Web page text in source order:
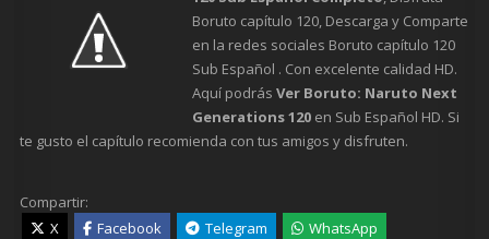
Boruto capítulo 120, Descarga y Comparte
en la redes sociales Boruto capítulo 120
Sub Español . Con excelente calidad HD.
Aquí podrásVer Boruto: Naruto Next
Generations 120 en Sub Español HD. Si
te gusto el capítulo recomienda con tus amigos y disfruten.
Compartir:
X
Facebook Telegram WhatsApp